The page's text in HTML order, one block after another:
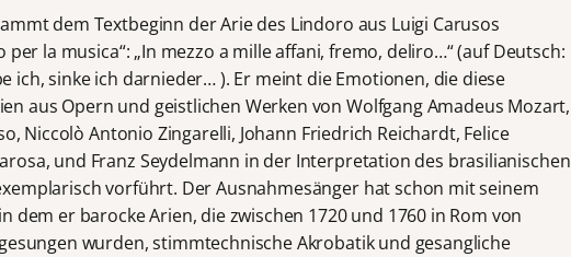
dem Textbeginn der Arie des Lindoro aus Luigi Carusos
per la musica“: „In mezzo a mille affani, fremo, deliro…“ (auf Deutsch:
ich, sinke ich darnieder… ). Er meint die Emotionen, die diese
aus Opern und geistlichen Werken von Wolfgang Amadeus Mozart,
Niccolò Antonio Zingarelli, Johann Friedrich Reichardt, Felice
und Franz Seydelmann in der Interpretation des brasilianischen
vorführt. Der Ausnahmesänger hat schon mit seinem
dem er barocke Arien, die zwischen 1720 und 1760 in Rom von
wurden, stimmtechnische Akrobatik und gesangliche